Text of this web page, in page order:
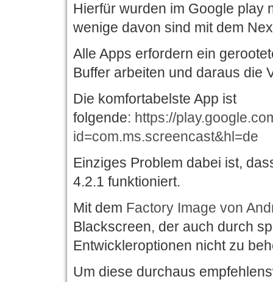
Hierfür wurden im Google play
wenige davon sind mit dem
Alle Apps erfordern ein
Buffer arbeiten und daraus die
Die komfortabelste App ist
folgende: https://
id=com.ms.screencast&hl=de
Einziges Problem dabei ist,
4.2.1 funktioniert.
Mit dem Factory Image von
Blackscreen, der auch durch
Entwickleroptionen nicht zu
Um diese durchaus